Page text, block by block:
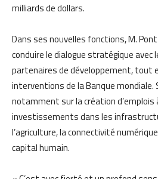
milliards de dollars.
Dans ses nouvelles fonctions, M.
conduire le dialogue stratégique
partenaires de développement, tout
interventions de la Banque
notamment sur la création d’emplois
investissements dans les
l’agriculture, la connectivité
capital humain.